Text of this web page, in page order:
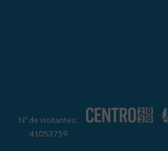
Nº de visitantes:
41053759